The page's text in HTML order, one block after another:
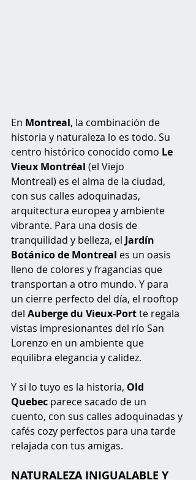
En Montreal, la combinación de
historia y naturaleza lo es todo. Su
centro histórico conocido como Le
Vieux Montréal (el Viejo
Montreal) es el alma de la ciudad,
con sus calles adoquinadas,
arquitectura europea y ambiente
vibrante. Para una dosis de
tranquilidad y belleza, el Jardín
Botánico de Montreal es un oasis
lleno de colores y fragancias que
transportan a otro mundo. Y para
un cierre perfecto del día, el rooftop
del Auberge du Vieux-Port te regala
vistas impresionantes del río San
Lorenzo en un ambiente que
equilibra elegancia y calidez.
Y si lo tuyo es la historia, Old
Quebec parece sacado de un
cuento, con sus calles adoquinadas y
cafés cozy perfectos para una tarde
relajada con tus amigas.
NATURALEZA INIGUALABLE Y